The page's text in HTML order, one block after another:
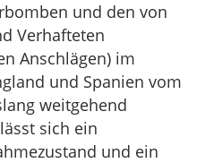
und den von
Verhafteten
Anschlägen) im
und Spanien vom
weitgehend
sich ein
und ein